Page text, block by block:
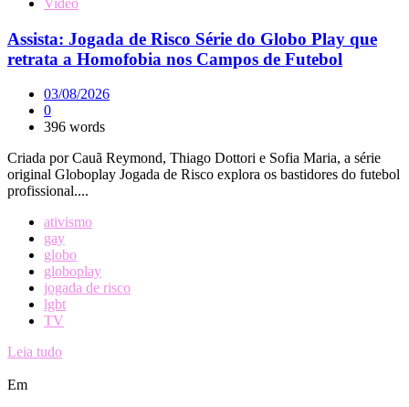
Video
Assista: Jogada de Risco Série do Globo Play que
retrata a Homofobia nos Campos de Futebol
03/08/2026
0
396 words
Criada por Cauã Reymond, Thiago Dottori e Sofia Maria, a série
original Globoplay Jogada de Risco explora os bastidores do futebol
profissional....
ativismo
gay
globo
globoplay
jogada de risco
lgbt
TV
Leia tudo
Em